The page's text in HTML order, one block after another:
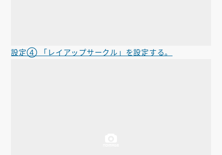
設定④ 「レイアップサークル」を設定する。